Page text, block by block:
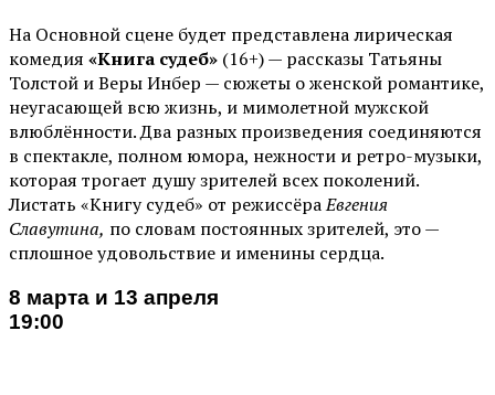
На Основной сцене будет представлена лирическая
комедия «Книга судеб» (16+) — рассказы Татьяны
Толстой и Веры Инбер — сюжеты о женской романтике,
неугасающей всю жизнь, и мимолетной мужской
влюблённости. Два разных произведения соединяются
в спектакле, полном юмора, нежности и ретро-музыки,
которая трогает душу зрителей всех поколений.
Листать «Книгу судеб» от режиссёраЕвгения
Славутина, по словам постоянных зрителей, это —
сплошное удовольствие и именины сердца.
8 марта и 13 апреля
19:00